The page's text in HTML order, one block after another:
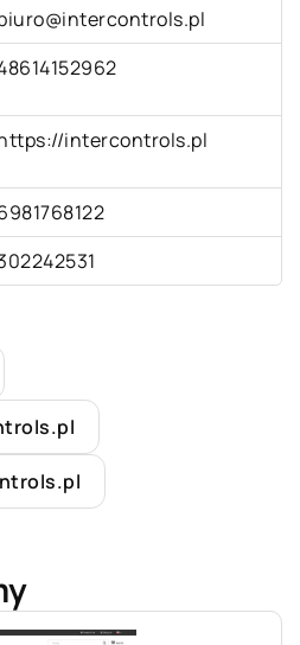
intercontrols.pl